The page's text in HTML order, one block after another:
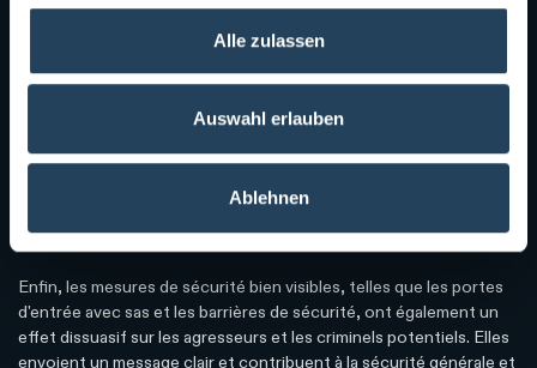
Alle zulassen
Auswahl erlauben
Ablehnen
de violence contre le personnel. Cela crée un environnement de
travail plus sûr et augmente la confiance du personnel dans sa
protection des informations et technologies confidentielles
présentes dans les installations militaires et policières. Leur
Enfin, les mesures de sécurité bien visibles, telles que les portes
d'entrée avec sas et les barrières de sécurité, ont également un
effet dissuasif sur les agresseurs et les criminels potentiels. Elles
envoient un message clair et contribuent à la sécurité générale et